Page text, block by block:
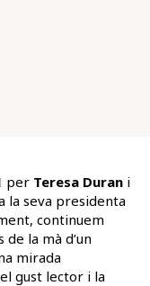
per Teresa Duran i
la seva presidenta
continuem
la mà d’un
mirada
gust lector i la